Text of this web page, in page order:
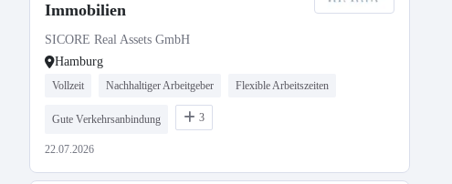
Immobilien
SICORE Real Assets GmbH
Hamburg
Vollzeit Nachhaltiger Arbeitgeber Flexible Arbeitszeiten
Gute Verkehrsanbindung 3
22.07.2026